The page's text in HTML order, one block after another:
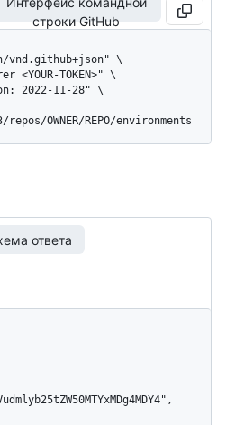
строки GitHub
OWNER/REPO/environments
ответа